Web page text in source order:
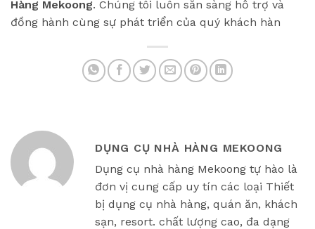
Hàng Mekoong. Chúng tôi luôn sẵn sàng hỗ trợ và
đồng hành cùng sự phát triển của quý khách hàn
DỤNG CỤ NHÀ HÀNG MEKOONG
Dụng cụ nhà hàng Mekoong tự hào là
đơn vị cung cấp uy tín các loại Thiết
bị dụng cụ nhà hàng, quán ăn, khách
sạn, resort. chất lượng cao, đa dạng